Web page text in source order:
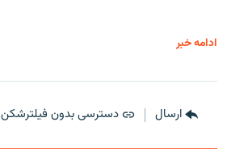
ادامه خبر
ارسال دسترسی بدون فیلترشکن